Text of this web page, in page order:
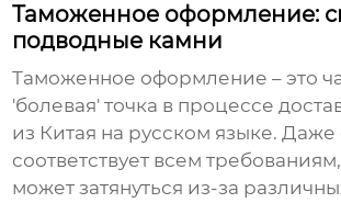
Таможенное оформление:
подводные камни
Таможенное оформление – это
'болевая' точка в процессе
из Китая на русском языке. Даже
соответствует всем
может затянуться из-за